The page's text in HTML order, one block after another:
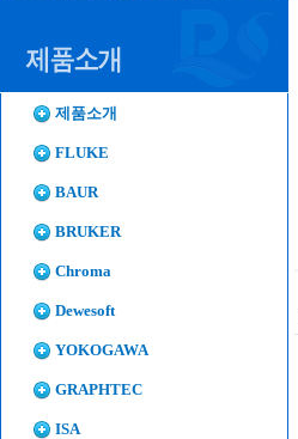
제품소개
FLUKE
BAUR
BRUKER
Chroma
Dewesoft
YOKOGAWA
GRAPHTEC
ISA